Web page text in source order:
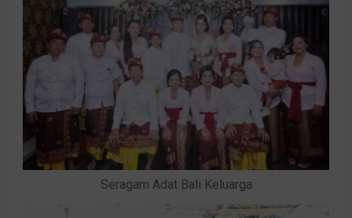
Seragam Adat Bali Keluarga